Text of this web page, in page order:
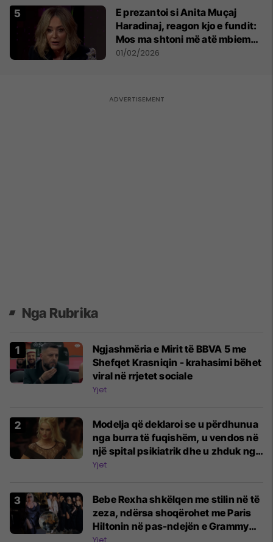
E prezantoi si Anita Muçaj
Haradinaj, reagon kjo e fundit:
Mos ma shtoni më atë mbiemër,
unë jam Anita Haradinaj
01/02/2026
Nga Rubrika
Ngjashmëria e Mirit të BBVA 5 me
Shefqet Krasniqin - krahasimi bëhet
viral në rrjetet sociale
Yjet
Modelja që deklaroi se u përdhunua
nga burra të fuqishëm, u vendos në
një spital psikiatrik dhe u zhduk nga
sytë e publikut: A është ajo një nga
Yjet
Bebe Rexha shkëlqen me stilin në të
zeza, ndërsa shoqërohet me Paris
Hiltonin në pas-ndejën e Grammy